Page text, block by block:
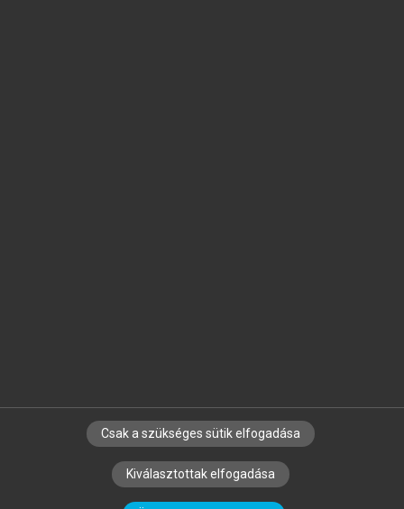
SZERZŐKNEK CÉGEKNEK KÖNYVTÁROSOKNAK
SZERKESZTÉSI ÉS LEKTORÁLÁSI ALAPELVEK
Csak a szükséges sütik elfogadása
Kiválasztottak elfogadása